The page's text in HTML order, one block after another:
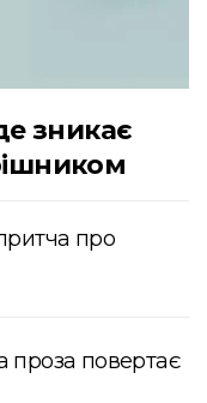
зникає
про
проза повертає